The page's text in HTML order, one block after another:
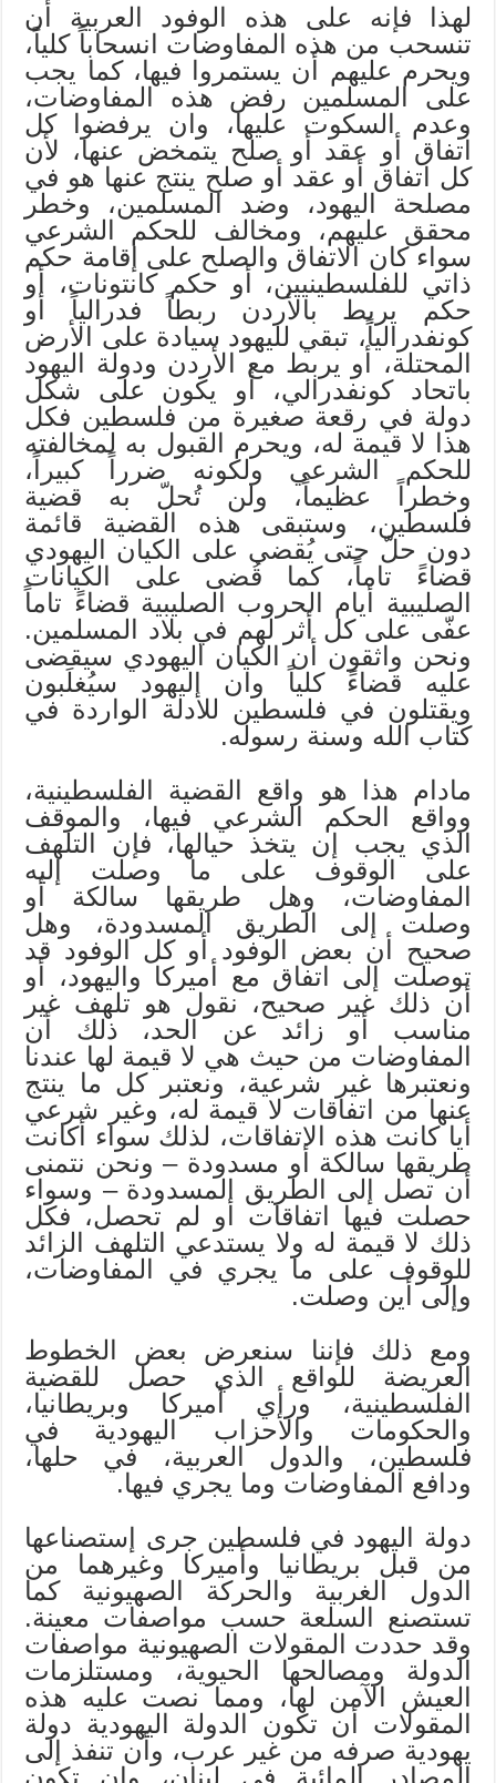
لهذا فإنه على هذه الوفود العربية أن
تنسحب من هذه المفاوضات انسحاباً كلياً،
ويحرم عليهم أن يستمروا فيها، كما يجب
على المسلمين رفض هذه المفاوضات،
وعدم السكوت عليها، وان يرفضوا كل
اتفاق أو عقد أو صلح يتمخض عنها، لأن
كل اتفاق أو عقد أو صلح ينتج عنها هو في
مصلحة اليهود، وضد المسلمين، وخطر
محقق عليهم، ومخالف للحكم الشرعي
سواء كان الاتفاق والصلح على إقامة حكم
ذاتي للفلسطينيين، أو حكم كانتونات، أو
حكم يربط بالأردن ربطاً فدرالياً أو
كونفدرالياً، تبقي لليهود سيادة على الأرض
المحتلة، أو يربط مع الأردن ودولة اليهود
باتحاد كونفدرالي، أو يكون على شكل
دولة في رقعة صغيرة من فلسطين فكل
هذا لا قيمة له، ويحرم القبول به لمخالفته
للحكم الشرعي ولكونه ضرراً كبيراً،
وخطراً عظيماً، ولن تُحلّ به قضية
فلسطين، وستبقى هذه القضية قائمة
دون حلّ حتى يُقضى على الكيان اليهودي
قضاءً تاماً، كما قُضى على الكيانات
الصليبية أيام الحروب الصليبية قضاءً تاماً
عفّى على كل أثر لهم في بلاد المسلمين.
ونحن واثقون أن الكيان اليهودي سيقضى
عليه قضاءً كلياً وان اليهود سيُغلَبون
ويقتلون في فلسطين للأدلة الواردة في
كتاب الله وسنة رسوله.
مادام هذا هو واقع القضية الفلسطينية،
وواقع الحكم الشرعي فيها، والموقف
الذي يجب إن يتخذ حيالها، فإن التلهف
على الوقوف على ما وصلت إليه
المفاوضات، وهل طريقها سالكة أو
وصلت إلى الطريق المسدودة، وهل
صحيح أن بعض الوفود أو كل الوفود قد
توصلت إلى اتفاق مع أميركا واليهود، أو
أن ذلك غير صحيح، نقول هو تلهف غير
مناسب أو زائد عن الحد، ذلك أن
المفاوضات من حيث هي لا قيمة لها عندنا
ونعتبرها غير شرعية، ونعتبر كل ما ينتج
عنها من اتفاقات لا قيمة له، وغير شرعي
أيا كانت هذه الاتفاقات، لذلك سواء أكانت
طريقها سالكة أو مسدودة – ونحن نتمنى
أن تصل إلى الطريق المسدودة – وسواء
حصلت فيها اتفاقات أو لم تحصل، فكل
ذلك لا قيمة له ولا يستدعي التلهف الزائد
للوقوف على ما يجري في المفاوضات،
وإلى أين وصلت.
ومع ذلك فإننا سنعرض بعض الخطوط
العريضة للواقع الذي حصل للقضية
الفلسطينية، ورأي أميركا وبريطانيا،
والحكومات والأحزاب اليهودية في
فلسطين، والدول العربية، في حلها،
ودافع المفاوضات وما يجري فيها.
دولة اليهود في فلسطين جرى إستصناعها
من قبل بريطانيا وأميركا وغيرهما من
الدول الغربية والحركة الصهيونية كما
تستصنع السلعة حسب مواصفات معينة.
وقد حددت المقولات الصهيونية مواصفات
الدولة ومصالحها الحيوية، ومستلزمات
العيش الآمن لها، ومما نصت عليه هذه
المقولات أن تكون الدولة اليهودية دولة
يهودية صرفه من غير عرب، وأن تنفذ إلى
المصادر المائية في لبنان، وان تكون